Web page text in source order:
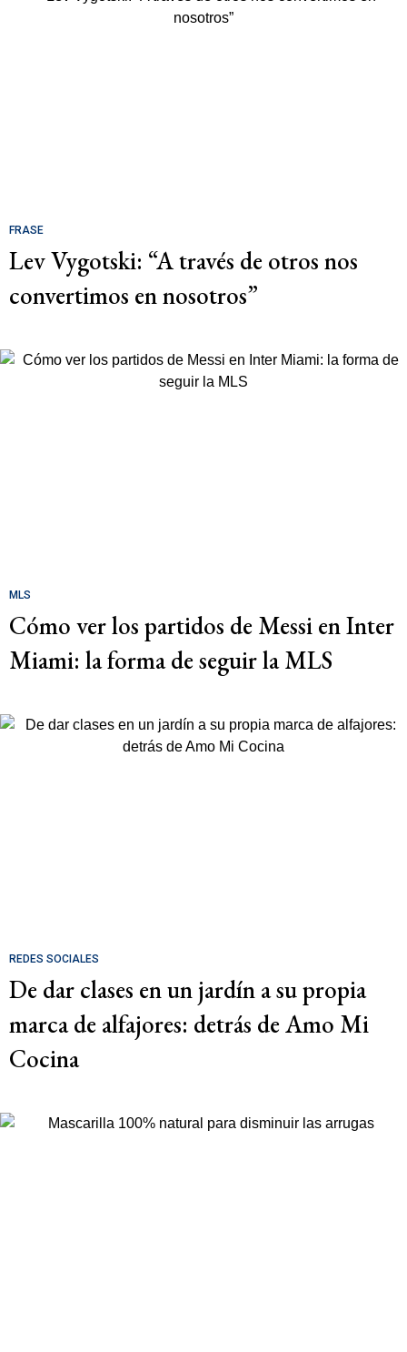
FRASE
Lev Vygotski: “A través de otros nos
convertimos en nosotros”
MLS
Cómo ver los partidos de Messi en Inter
Miami: la forma de seguir la MLS
REDES SOCIALES
De dar clases en un jardín a su propia
marca de alfajores: detrás de Amo Mi
Cocina